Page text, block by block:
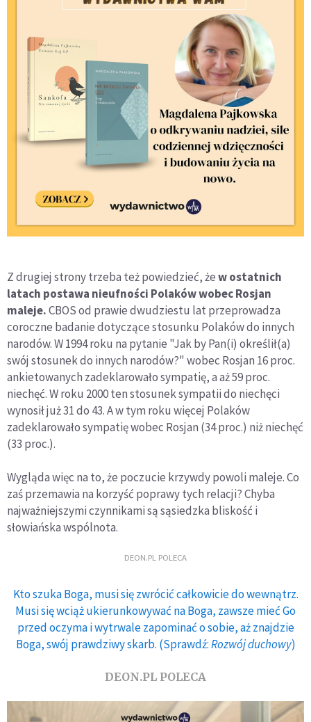
Z drugiej strony trzeba też powiedzieć, żew ostatnich
latach postawa nieufności Polaków wobec Rosjan
maleje.CBOS od prawie dwudziestu lat przeprowadza
coroczne badanie dotyczące stosunku Polaków do innych
narodów. W 1994 roku na pytanie "Jak by Pan(i) określił(a)
swój stosunek do innych narodów?" wobec Rosjan 16 proc.
ankietowanych zadeklarowało sympatię, a aż 59 proc.
niechęć. W roku 2000 ten stosunek sympatii do niechęci
wynosił już 31 do 43. A w tym roku więcej Polaków
zadeklarowało sympatię wobec Rosjan (34 proc.) niż niechęć
(33 proc.).
Wygląda więc na to, że poczucie krzywdy powoli maleje. Co
zaś przemawia na korzyść poprawy tych relacji? Chyba
najważniejszymi czynnikami są sąsiedzka bliskość i
słowiańska wspólnota.
DEON.PL POLECA
Kto szuka Boga, musi się zwrócić całkowicie do wewnątrz.
Musi się wciąż ukierunkowywać na Boga, zawsze mieć Go
przed oczyma i wytrwale zapominać o sobie, aż znajdzie
Boga, swój prawdziwy skarb. (Sprawdź:Rozwój duchowy)
DEON.PL POLECA